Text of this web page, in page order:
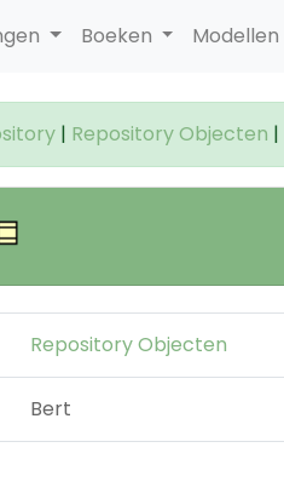
Boeken Modellen
| Repository Objecten |
Repository Objecten
Bert